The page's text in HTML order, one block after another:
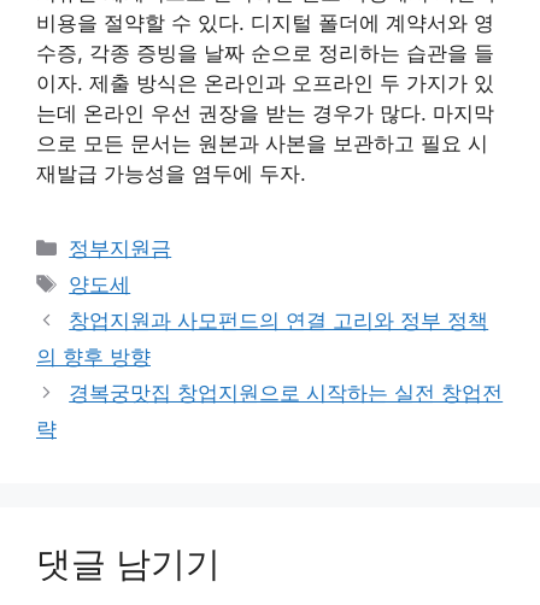
비용을 절약할 수 있다. 디지털 폴더에 계약서와 영
수증, 각종 증빙을 날짜 순으로 정리하는 습관을 들
이자. 제출 방식은 온라인과 오프라인 두 가지가 있
는데 온라인 우선 권장을 받는 경우가 많다. 마지막
으로 모든 문서는 원본과 사본을 보관하고 필요 시
재발급 가능성을 염두에 두자.
카
테
고
리
정부지원금
태
그
양도세
창업지원과 사모펀드의 연결 고리와 정부 정책
의 향후 방향
경복궁맛집 창업지원으로 시작하는 실전 창업전
략
댓글 남기기